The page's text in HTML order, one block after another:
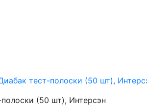
тест-полоски (50 шт),
(50 шт), Интерсэн